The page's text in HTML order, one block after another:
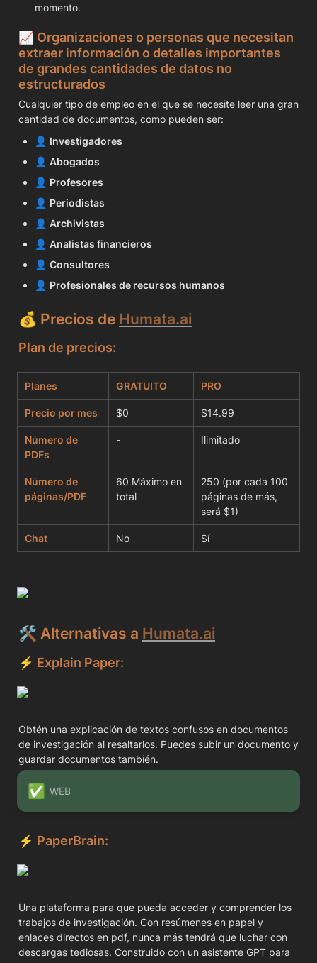
momento.
📈 Organizaciones o personas que necesitan
extraer información o detalles importantes
de grandes cantidades de datos no
estructurados
Cualquier tipo de empleo en el que se necesite leer una gran
cantidad de documentos, como pueden ser:
👤 Investigadores
👤 Abogados
👤 Profesores
👤 Periodistas
👤 Archivistas
👤 Analistas financieros
👤 Consultores
👤 Profesionales de recursos humanos
💰 Precios de Humata.ai
Plan de precios:
Planes GRATUITO PRO
Precio por mes $0 $14.99
Número de
PDFs
- Ilimitado
Número de
páginas/PDF
60 Máximo en
total
250 (por cada 100
páginas de más,
será $1)
Chat No Sí
🛠️ Alternativas a Humata.ai
⚡️ Explain Paper:
Obtén una explicación de textos confusos en documentos
de investigación al resaltarlos. Puedes subir un documento y
guardar documentos también.
✅ WEB
⚡️ PaperBrain:
Una plataforma para que pueda acceder y comprender los
trabajos de investigación. Con resúmenes en papel y
enlaces directos en pdf, nunca más tendrá que luchar con
descargas tediosas. Construido con un asistente GPT para